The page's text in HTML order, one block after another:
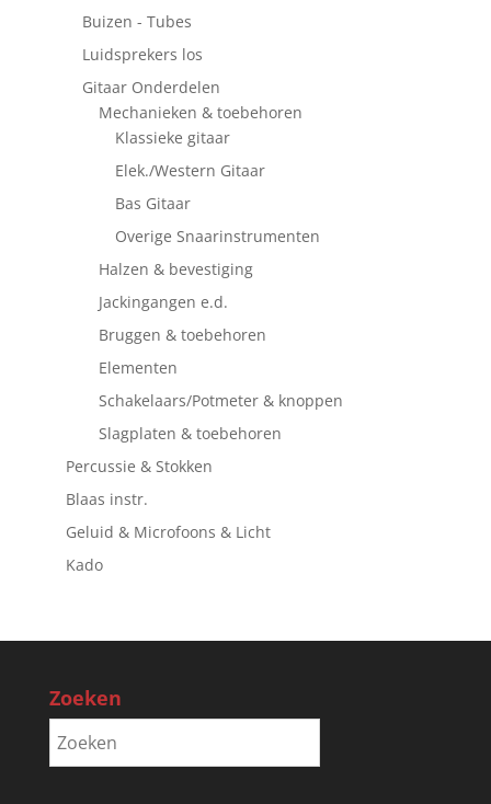
Buizen - Tubes
Luidsprekers los
Gitaar Onderdelen
Mechanieken & toebehoren
Klassieke gitaar
Elek./Western Gitaar
Bas Gitaar
Overige Snaarinstrumenten
Halzen & bevestiging
Jackingangen e.d.
Bruggen & toebehoren
Elementen
Schakelaars/Potmeter & knoppen
Slagplaten & toebehoren
Percussie & Stokken
Blaas instr.
Geluid & Microfoons & Licht
Kado
Zoeken